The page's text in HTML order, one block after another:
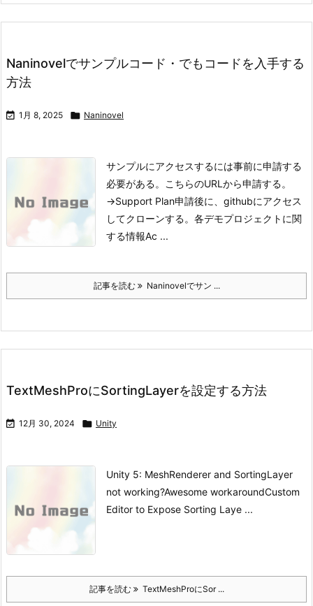
Naninovelでサンプルコード・でもコードを入手する
方法
 1月 8, 2025  Naninovel
サンプルにアクセスするには事前に申請する
必要がある。
こちらのURLから申請する。
→Support Plan申請後に、githubにアクセス
してクローンする。 各デモプロジェクトに関
する情報Ac ...
記事を読む Naninovelでサン ...
TextMeshProにSortingLayerを設定する方法
 12月 30, 2024  Unity
Unity 5: MeshRenderer and SortingLayer
not working?Awesome workaroundCustom
Editor to Expose Sorting Laye ...
記事を読む TextMeshProにSor ...